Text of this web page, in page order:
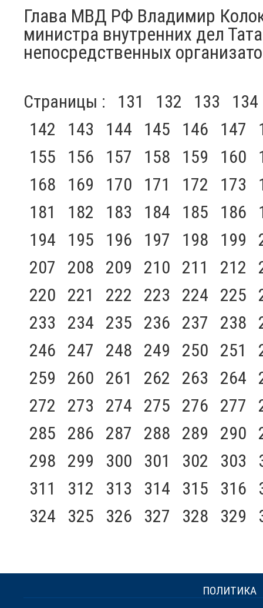
Глава МВД РФ Владимир
министра внутренних дел
непосредственных
Страницы : 131 132 133
134
142
143 144 145 146 147
155
156 157 158 159 160
168
169 170 171 172 173
181
182 183 184 185 186
194
195 196 197 198 199
207
208 209 210 211 212
220
221 222 223 224 225
233
234 235 236 237 238
246
247 248 249 250 251
259
260 261 262 263 264
272
273 274 275 276 277
285
286 287 288 289 290
298
299 300 301 302 303
311
312 313 314 315 316
324
325 326 327 328 329
ПОЛИТИКА